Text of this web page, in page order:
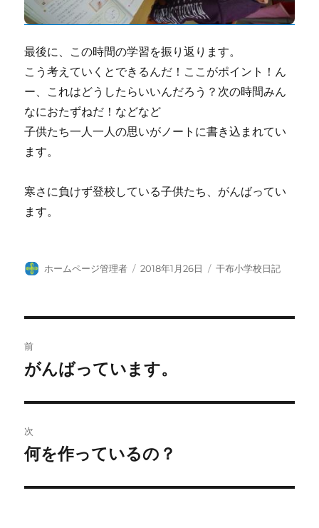
最後に、この時間の学習を振り返ります。
こう考えていくとできるんだ！ここがポイント！ん
ー、これはどうしたらいいんだろう？次の時間みん
なにおたずねだ！などなど
子供たち一人一人の思いがノートに書き込まれてい
ます。
寒さに負けず登校している子供たち、がんばってい
ます。
投
ホームページ管理者
投
2018年1月26日
カ
干布小学校日記
稿
ビ
ゲ
ー
前
前
投
稿:
がんばっています。
次
次
投
何を作っているの？